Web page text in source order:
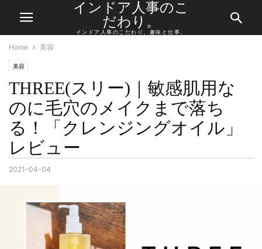
インドア人事のこ
だわり。
インドア人事のこだわり。趣味と仕事。
Home 美容
美容
THREE(スリー)｜敏感肌用な
のに毛穴のメイクまで落ち
る！「クレンジングオイル」
レビュー
2021-04-04